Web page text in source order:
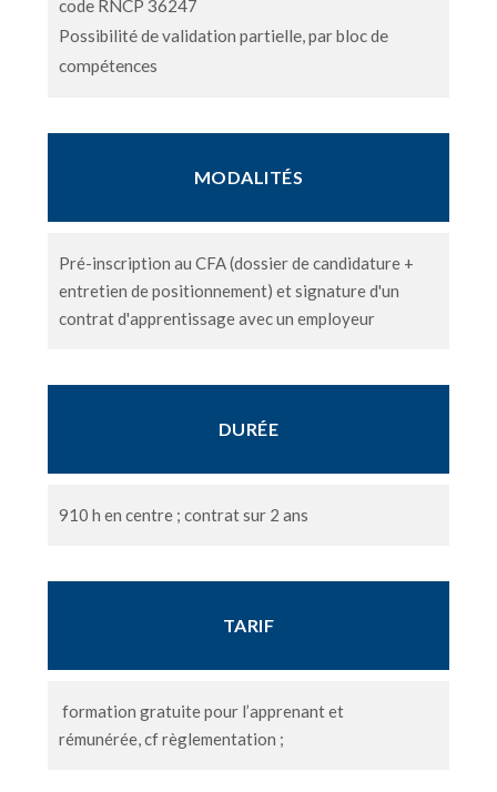
code RNCP 36247
Possibilité de validation partielle, par bloc de
compétences
MODALITÉS
Pré-inscription au CFA (dossier de candidature +
entretien de positionnement) et signature d'un
contrat d'apprentissage avec un employeur
DURÉE
910 h en centre ; contrat sur 2 ans
TARIF
formation gratuite pour l’apprenant et
rémunérée, cf règlementation ;​